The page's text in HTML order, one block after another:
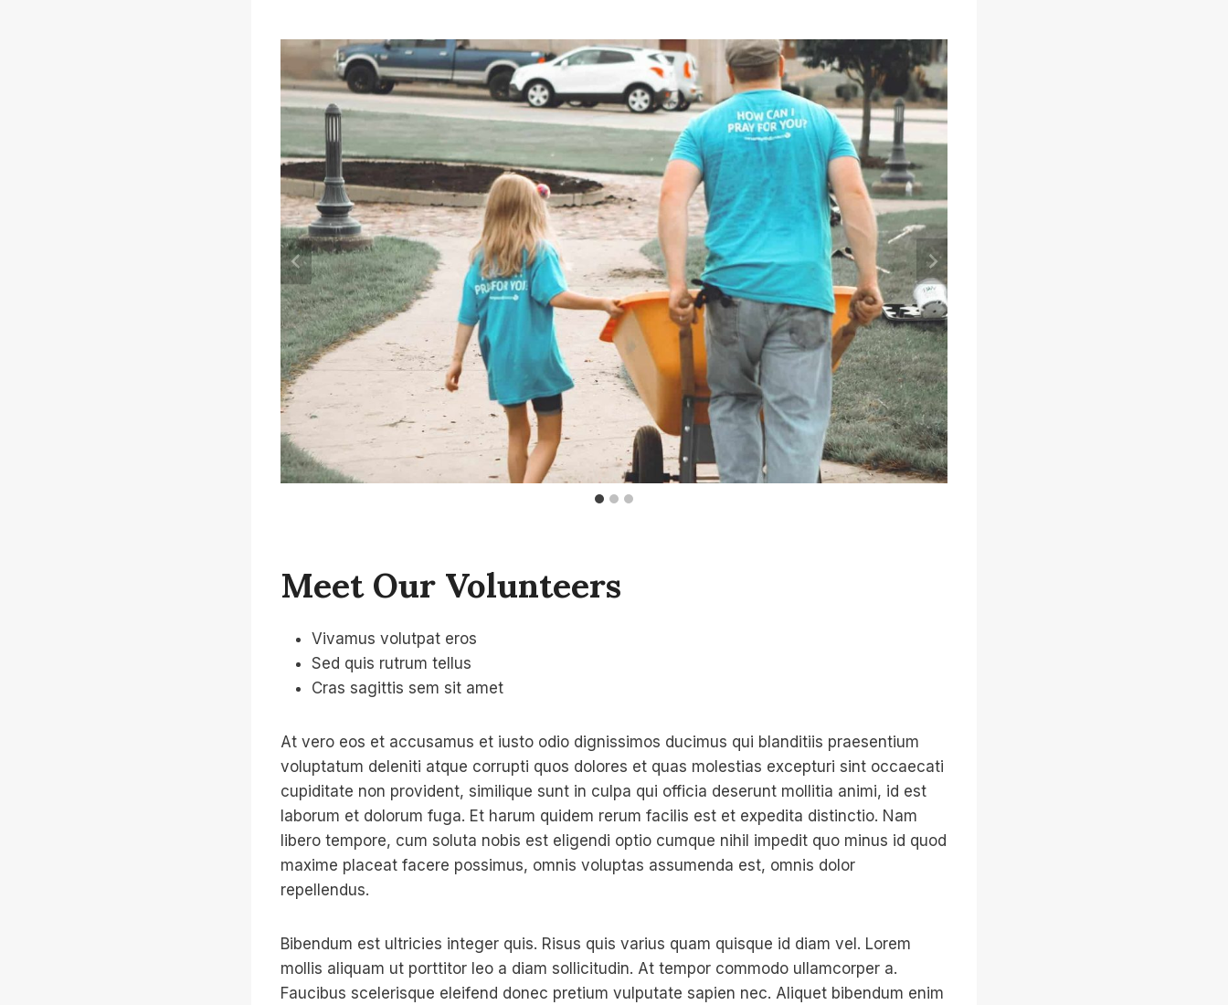
Meet Our Volunteers
Vivamus volutpat eros
Sed quis rutrum tellus
Cras sagittis sem sit amet
At vero eos et accusamus et iusto odio dignissimos ducimus qui blanditiis praesentium
voluptatum deleniti atque corrupti quos dolores et quas molestias excepturi sint occaecati
cupiditate non provident, similique sunt in culpa qui officia deserunt mollitia animi, id est
laborum et dolorum fuga. Et harum quidem rerum facilis est et expedita distinctio. Nam
libero tempore, cum soluta nobis est eligendi optio cumque nihil impedit quo minus id quod
maxime placeat facere possimus, omnis voluptas assumenda est, omnis dolor
repellendus.
Bibendum est ultricies integer quis. Risus quis varius quam quisque id diam vel. Lorem
mollis aliquam ut porttitor leo a diam sollicitudin. At tempor commodo ullamcorper a.
Faucibus scelerisque eleifend donec pretium vulputate sapien nec. Aliquet bibendum enim